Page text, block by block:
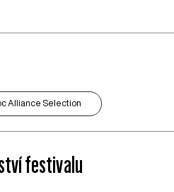
Alliance Selection
festivalu